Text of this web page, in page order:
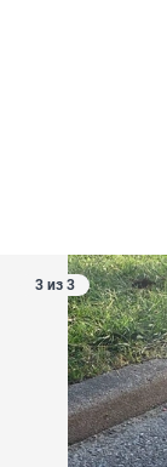
3 из 3